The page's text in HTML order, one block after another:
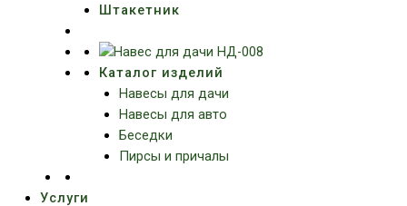
Штакетник
Каталог изделий
Навесы для дачи
Навесы для авто
Беседки
Пирсы и причалы
Услуги